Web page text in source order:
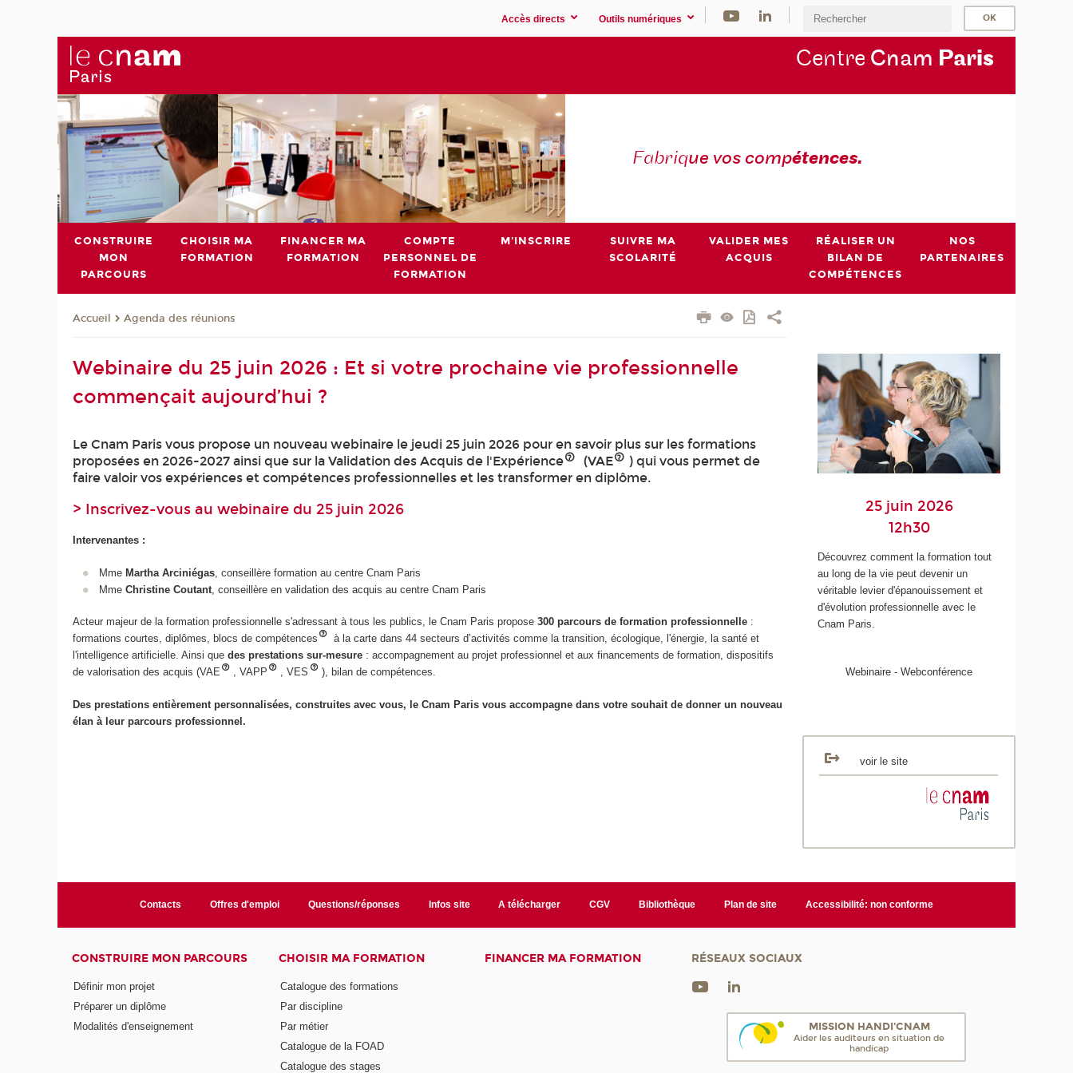
Accès directs Outils numériques
Centre Cnam Paris
Fabrique vos compétences.
CONSTRUIRE
MON
PARCOURS
CHOISIR MA
FORMATION
FINANCER MA
FORMATION
COMPTE
PERSONNEL DE
FORMATION
M'INSCRIRE
SUIVRE MA
SCOLARITÉ
VALIDER MES
ACQUIS
RÉALISER UN
BILAN DE
COMPÉTENCES
NOS
PARTENAIRES
Accueil Agenda des réunions
Webinaire du 25 juin 2026 : Et si votre prochaine vie professionnelle
commençait aujourd’hui ?
Le Cnam Paris vous propose un nouveau webinaire le jeudi 25 juin 2026 pour en savoir plus sur les formations
proposées en 2026-2027 ainsi que sur la Validation des Acquis de l'Expérience
(VAE
) qui vous permet de
faire valoir vos expériences et compétences professionnelles et les transformer en diplôme.
> Inscrivez-vous au webinaire du 25 juin 2026
Intervenantes :
Mme Martha Arciniégas, conseillère formation au centre Cnam Paris
Mme Christine Coutant, conseillère en validation des acquis au centre Cnam Paris
Acteur majeur de la formation professionnelle s'adressant à tous les publics, le Cnam Paris propose300 parcours de formation professionnelle :
formations courtes, diplômes, blocs de compétences
à la carte dans 44 secteurs d’activités comme la transition, écologique, l'énergie, la santé et
l'intelligence artificielle. Ainsi quedes prestations sur-mesure : accompagnement au projet professionnel et aux financements de formation, dispositifs
de valorisation des acquis (VAE
, VAPP , VES ), bilan de compétences.
Des prestations entièrement personnalisées, construites avec vous, le Cnam Paris vous accompagne dans votre souhait de donner un nouveau
élan à leur parcours professionnel.
25 juin 2026
12h30
Découvrez comment la formation tout
au long de la vie peut devenir un
véritable levier d'épanouissement et
d'évolution professionnelle avec le
Cnam Paris.
Webinaire - Webconférence
voir le site
Contacts Offres d'emploi Questions/réponses Infos site A télécharger CGV Bibliothèque Plan de site Accessibilité: non conforme
CONSTRUIRE MON PARCOURS
Définir mon projet
Préparer un diplôme
Modalités d'enseignement
CHOISIR MA FORMATION
Catalogue des formations
Par discipline
Par métier
Catalogue de la FOAD
Catalogue des stages
FINANCER MA FORMATION RÉSEAUX SOCIAUX
MISSION HANDI'CNAM
Aider les auditeurs en situation de
handicap